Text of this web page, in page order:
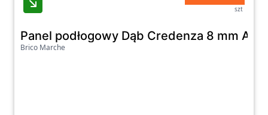
szt
Panel podłogowy Dąb Credenza 8 mm
Brico Marche